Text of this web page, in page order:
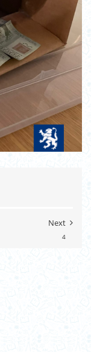
Next
4